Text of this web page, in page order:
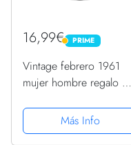
16,99€ PRIME
PRIME
Vintage febrero 1961
mujer hombre regalo 61
PopSockets PopGrip
Intercambiable
Más Info